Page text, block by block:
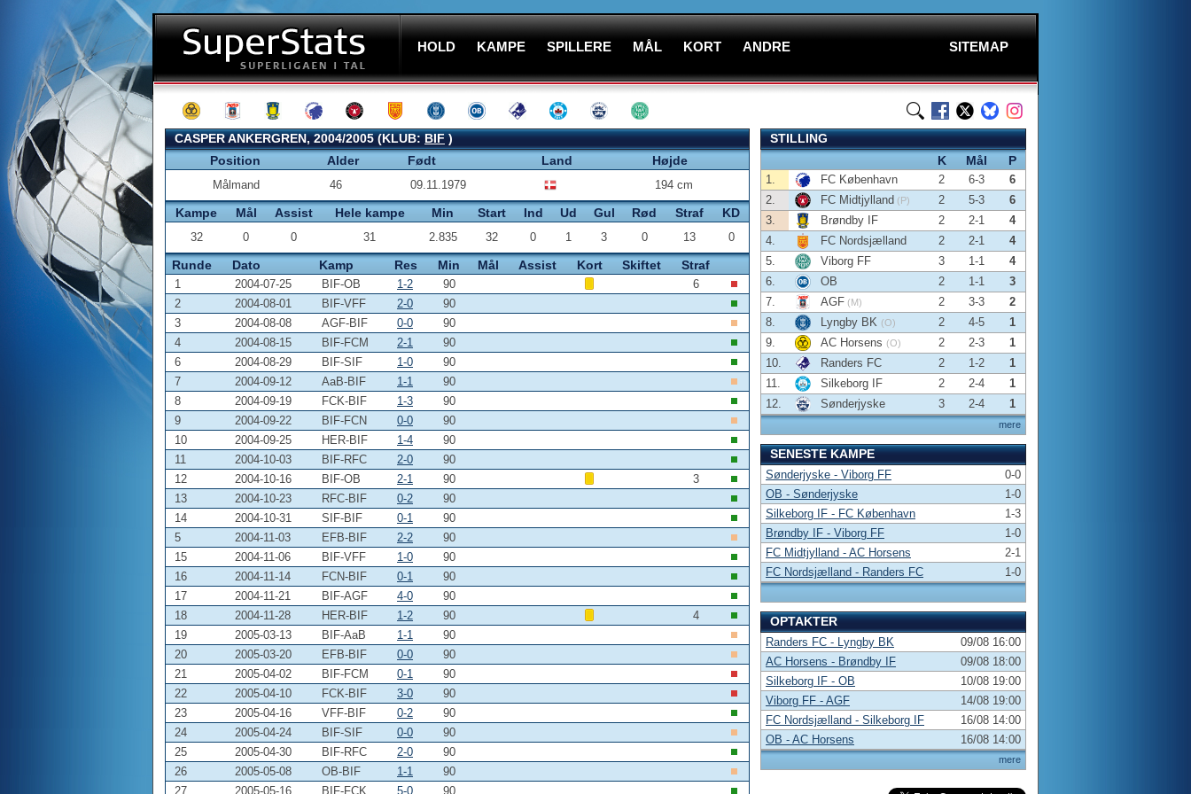
HOLD KAMPE SPILLERE MÅL KORT ANDRE SITEMAP
CASPER ANKERGREN, 2004/2005 (KLUB:BIF)
Position
Alder Født Land Højde
Målmand 46 09.11.1979 194 cm
Kampe Mål Assist Hele kampe Min Start Ind Ud Gul Rød Straf KD
32 0 0 31 2.835 32 0 1 3 0 13 0
Runde Dato Kamp Res Min Mål Assist Kort Skiftet Straf
1 2004-07-25 BIF-OB 1-2 90
6
2
2004-08-01 BIF-VFF 2-0
90
3
2004-08-08 AGF-BIF 0-0
90
4
2004-08-15 BIF-FCM 2-1
90
6
2004-08-29 BIF-SIF 1-0
90
7
2004-09-12 AaB-BIF 1-1
90
8
2004-09-19 FCK-BIF 1-3
90
9
2004-09-22 BIF-FCN 0-0
90
10
2004-09-25 HER-BIF 1-4
90
11
2004-10-03 BIF-RFC 2-0
90
12
2004-10-16 BIF-OB 2-1 90
3
13
2004-10-23 RFC-BIF 0-2
90
14
2004-10-31 SIF-BIF 0-1
90
5
2004-11-03 EFB-BIF 2-2
90
15
2004-11-06 BIF-VFF 1-0
90
16
2004-11-14 FCN-BIF 0-1
90
17
2004-11-21 BIF-AGF 4-0
90
18
2004-11-28 HER-BIF 1-2 90
4
19
2005-03-13 BIF-AaB 1-1
90
20
2005-03-20 EFB-BIF 0-0
90
21
2005-04-02 BIF-FCM 0-1
90
22
2005-04-10 FCK-BIF 3-0
90
23
2005-04-16 VFF-BIF 0-2
90
24
2005-04-24 BIF-SIF 0-0
90
25
2005-04-30 BIF-RFC 2-0
90
26
2005-05-08 OB-BIF 1-1
90
27
2005-05-16 BIF-FCK 5-0 90
STILLING
K
Mål P
mere
1. FC København 2 6-3
6
2.
FC Midtjylland (P) 2 5-3
6
3.
Brøndby IF 2 2-1
4
4.
FC Nordsjælland 2 2-1
4
5.
Viborg FF 3 1-1
4
6.
OB 2 1-1
3
7.
AGF (M) 2 3-3
2
8.
Lyngby BK (O) 2 4-5
1
9.
AC Horsens (O) 2 2-3
1
10.
Randers FC 2 1-2
1
11.
Silkeborg IF 2 2-4
1
12.
Sønderjyske 3 2-4 1
SENESTE KAMPE
Sønderjyske - Viborg FF
0-0
OB - Sønderjyske
1-0
Silkeborg IF - FC København
1-3
Brøndby IF - Viborg FF
1-0
FC Midtjylland - AC Horsens
2-1
FC Nordsjælland - Randers FC
1-0
OPTAKTER
mere
Randers FC - Lyngby BK
09/08 16:00
AC Horsens - Brøndby IF
09/08 18:00
Silkeborg IF - OB
10/08 19:00
Viborg FF - AGF
14/08 19:00
FC Nordsjælland - Silkeborg IF
16/08 14:00
OB - AC Horsens
16/08 14:00